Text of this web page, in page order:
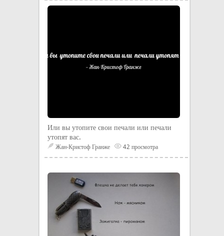
Или вы утопите свои печали или печали
утопят вас.
Жан-Кристоф Гранже 42 просмотра